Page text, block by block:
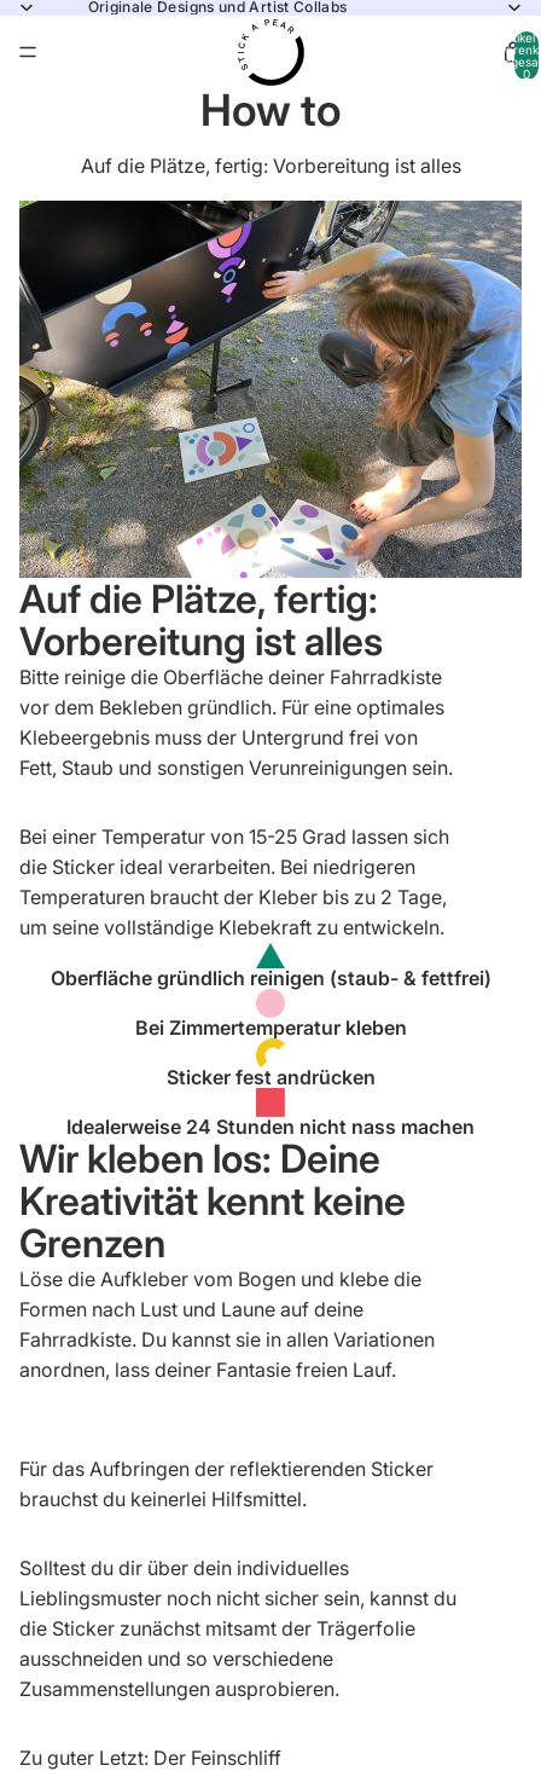
Originale Designs und Artist Collabs
Artikel
0
How to
Auf die Plätze, fertig: Vorbereitung ist alles
Auf die Plätze, fertig:
Vorbereitung ist alles
Bitte reinige die Oberfläche deiner Fahrradkiste
vor dem Bekleben gründlich. Für eine optimales
Klebeergebnis muss der Untergrund frei von
Fett, Staub und sonstigen Verunreinigungen sein.
Bei einer Temperatur von 15-25 Grad lassen sich
die Sticker ideal verarbeiten. Bei niedrigeren
Temperaturen braucht der Kleber bis zu 2 Tage,
um seine vollständige Klebekraft zu entwickeln.
Oberfläche gründlich reinigen (staub- & fettfrei)
Bei Zimmertemperatur kleben
Sticker fest andrücken
Idealerweise 24 Stunden nicht nass machen
Wir kleben los: Deine
Kreativität kennt keine
Grenzen
Löse die Aufkleber vom Bogen und klebe die
Formen nach Lust und Laune auf deine
Fahrradkiste. Du kannst sie in allen Variationen
anordnen, lass deiner Fantasie freien Lauf.
Für das Aufbringen der reflektierenden Sticker
brauchst du keinerlei Hilfsmittel.​
Solltest du dir über dein individuelles
Lieblingsmuster noch nicht sicher sein, kannst du
die Sticker zunächst mitsamt der Trägerfolie
ausschneiden und so verschiedene
Zusammenstellungen ausprobieren.
Zu guter Letzt: Der Feinschliff